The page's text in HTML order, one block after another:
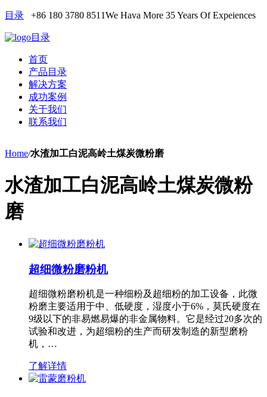
目录 +86 180 3780 8511We Hava More 35 Years Of Expeiences
目录
首页
产品目录
解决方案
成功案例
关于我们
联系我们
Home/水渣加工白泥高岭土煤炭微粉磨
水渣加工白泥高岭土煤炭微粉
磨
超细微粉磨粉机
超细微粉磨粉机是一种细粉及超细粉的加工设备，此微
粉磨主要适用于中、低硬度，湿度小于6%，莫氏硬度在
9级以下的非易燃易爆的非金属物料。它是经过20多次的
试验和改进，为超细粉的生产而研发制造的新型磨粉
机，…
了解详情